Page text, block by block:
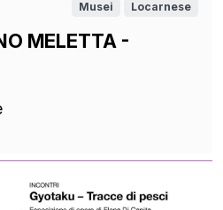
Musei Locarnese
MELETTA -